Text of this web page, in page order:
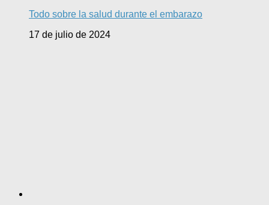
Todo sobre la salud durante el embarazo
17 de julio de 2024